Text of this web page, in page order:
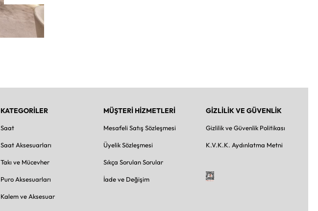
KATEGORİLER
Saat
Saat Aksesuarları
Takı ve Mücevher
Puro Aksesuarları
Kalem ve Aksesuar
MÜŞTERİ HİZMETLERİ
Mesafeli Satış Sözleşmesi
Üyelik Sözleşmesi
Sıkça Sorulan Sorular
İade ve Değişim
GİZLİLİK VE GÜVENLİK
Gizlilik ve Güvenlik Politikası
K.V.K.K. Aydınlatma Metni